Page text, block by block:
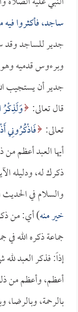
ساجد، فأكثروا
جدير للساجد وقد
وبرءوس قدميه وهو
جدير أن يستجيب
قال تعالى: وَلَذِكْرُ
تعالى: فَاذْكُرُونِي
أيها العبد أعظم
ذكرك له، ودليله
والسلام في
خير منه) أي: من
جماعة ذكره الله
إذاً: فذكر العبد
أعظم، وأعظم من
بالرحمة، وبالرضا،